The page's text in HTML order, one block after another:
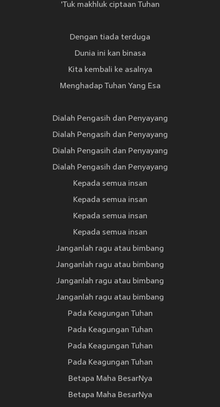
'Tuk makhluk ciptaan Tuhan
Dengan tiada terduga
Dunia ini kan binasa
Kita kembali ke asalnya
Menghadap Tuhan Yang Esa
Dialah Pengasih dan Penyayang
Dialah Pengasih dan Penyayang
Dialah Pengasih dan Penyayang
Dialah Pengasih dan Penyayang
Kepada semua insan
Kepada semua insan
Kepada semua insan
Kepada semua insan
Janganlah ragu atau bimbang
Janganlah ragu atau bimbang
Janganlah ragu atau bimbang
Janganlah ragu atau bimbang
Pada Keagungan Tuhan
Pada Keagungan Tuhan
Pada Keagungan Tuhan
Pada Keagungan Tuhan
Betapa Maha BesarNya
Betapa Maha BesarNya